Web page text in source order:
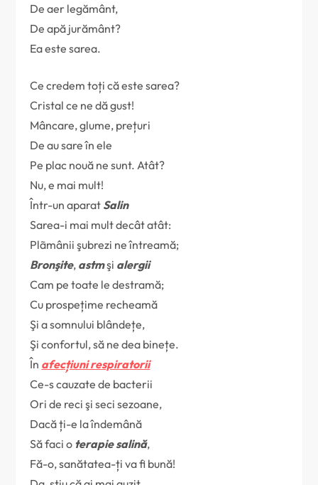
De aer legământ,
De apă jurământ?
Ea este sarea.
Ce credem toți că este sarea?
Cristal ce ne dă gust!
Mâncare, glume, prețuri
De au sare în ele
Pe plac nouă ne sunt. Atât?
Nu, e mai mult!
Într-un aparat Salin
Sarea-i mai mult decât atât:
Plãmânii şubrezi ne întreamă;
Bronşite, astmşi alergii
Cam pe toate le destramă;
Cu prospețime recheamă
Şi a somnului blândețe,
Şi confortul, să ne dea binețe.
În afecțiuni respiratorii
Ce-s cauzate de bacterii
Ori de reci şi seci sezoane,
Dacă ți-e la îndemână
Să faci o terapie salină,
Fă-o, sanătatea-ți va fi bună!